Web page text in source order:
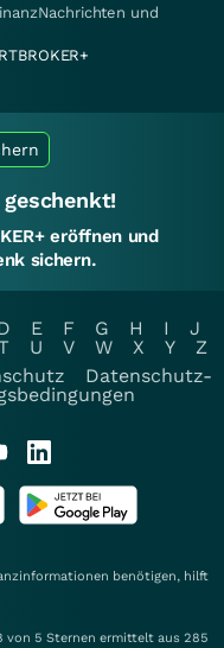
und
eröffnen und
sichern.
E F G H I
J
U V W X Y
Z
Datenschutz-
benötigen, hilft
von 5 Sternen ermittelt aus 285